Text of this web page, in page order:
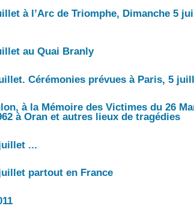
à l’Arc de Triomphe, Dimanche 5
au Quai Branly
Cérémonies prévues à Paris, 5
à la Mémoire des Victimes du 26
à Oran et autres lieux de tragédies
...
partout en France